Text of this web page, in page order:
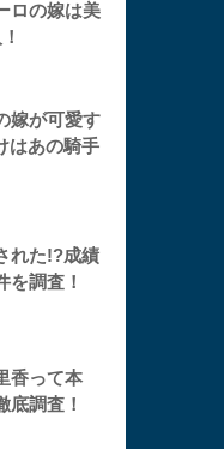
ロの嫁は美
嫁が可愛す
はあの騎手
れた!?成績
を調査！
香って本
底調査！